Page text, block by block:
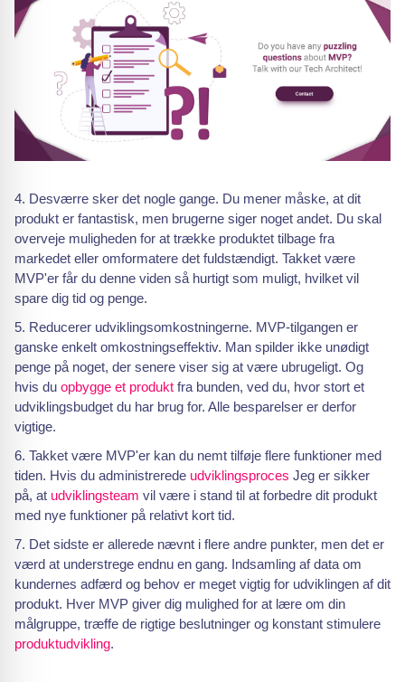
Desværre sker det nogle gange. Du mener måske, at dit
produkt er fantastisk, men brugerne siger noget andet. Du skal
overveje muligheden for at trække produktet tilbage fra
markedet eller omformatere det fuldstændigt. Takket være
MVP'er får du denne viden så hurtigt som muligt, hvilket vil
spare dig tid og penge.
Reducerer udviklingsomkostningerne. MVP-tilgangen er
ganske enkelt omkostningseffektiv. Man spilder ikke unødigt
penge på noget, der senere viser sig at være ubrugeligt. Og
hvis du opbygge et produkt fra bunden, ved du, hvor stort et
udviklingsbudget du har brug for. Alle besparelser er derfor
vigtige.
Takket være MVP'er kan du nemt tilføje flere funktioner med
tiden. Hvis du administrerede udviklingsproces Jeg er sikker
på, at udviklingsteam vil være i stand til at forbedre dit produkt
med nye funktioner på relativt kort tid.
Det sidste er allerede nævnt i flere andre punkter, men det er
værd at understrege endnu en gang. Indsamling af data om
kundernes adfærd og behov er meget vigtig for udviklingen af dit
produkt. Hver MVP giver dig mulighed for at lære om din
målgruppe, træffe de rigtige beslutninger og konstant stimulere
produktudvikling.